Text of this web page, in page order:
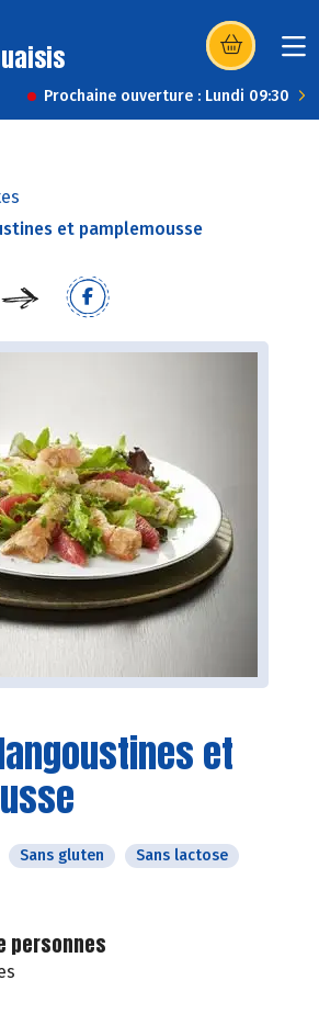
(s’ouvre dans
Prochaine ouverture : Lundi 09:30
et pamplemousse
et
Sans gluten
Sans lactose
personnes